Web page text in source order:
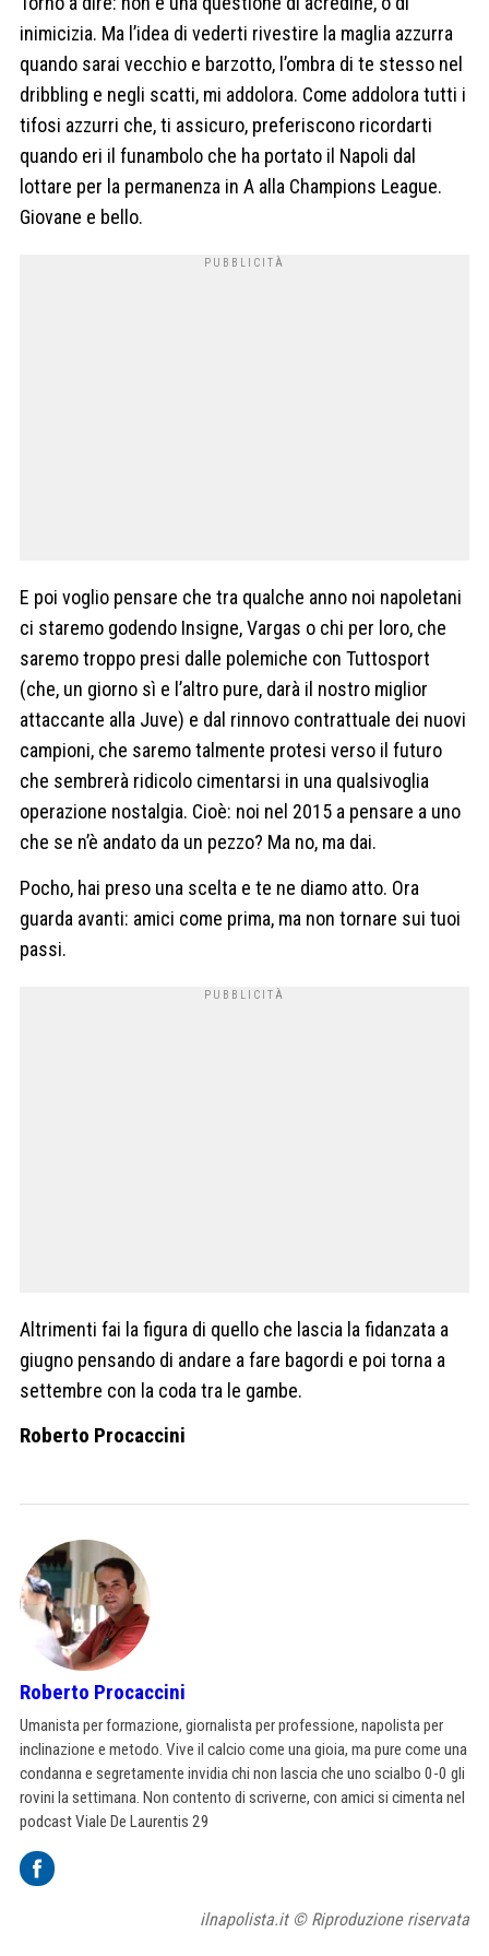
inimicizia. Ma l’idea di vederti rivestire la maglia azzurra
quando sarai vecchio e barzotto, l’ombra di te stesso nel
dribbling e negli scatti, mi addolora. Come addolora tutti i
tifosi azzurri che, ti assicuro, preferiscono ricordarti
quando eri il funambolo che ha portato il Napoli dal
lottare per la permanenza in A alla Champions League.
Giovane e bello.
E poi voglio pensare che tra qualche anno noi napoletani
ci staremo godendo Insigne, Vargas o chi per loro, che
saremo troppo presi dalle polemiche con Tuttosport
(che, un giorno sì e l’altro pure, darà il nostro miglior
attaccante alla Juve) e dal rinnovo contrattuale dei nuovi
campioni, che saremo talmente protesi verso il futuro
che sembrerà ridicolo cimentarsi in una qualsivoglia
operazione nostalgia. Cioè: noi nel 2015 a pensare a uno
che se n’è andato da un pezzo? Ma no, ma dai.
Pocho, hai preso una scelta e te ne diamo atto. Ora
guarda avanti: amici come prima, ma non tornare sui tuoi
passi.
Altrimenti fai la figura di quello che lascia la fidanzata a
giugno pensando di andare a fare bagordi e poi torna a
settembre con la coda tra le gambe.
Roberto Procaccini
Roberto Procaccini
Umanista per formazione, giornalista per professione, napolista per
inclinazione e metodo. Vive il calcio come una gioia, ma pure come una
condanna e segretamente invidia chi non lascia che uno scialbo 0-0 gli
rovini la settimana. Non contento di scriverne, con amici si cimenta nel
podcast Viale De Laurentis 29
ilnapolista.it © Riproduzione riservata